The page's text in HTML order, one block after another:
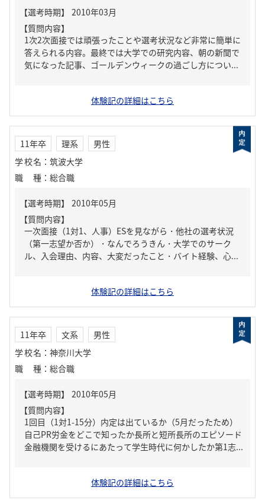
【質問内容】
1次2次面接では頑張ったことや選考状況など非常に簡単に
答えられる内容。最終では大学での研究内容、朝の新聞で
気になった記事、ゴールデンウィークの過ごし方につい...
体験記の詳細はこちら
11年卒 理系
男性
学校名 ： 筑波大学
職種 ： 総合職
【質問内容】
一次面接（1対1、人事）ESを見ながら・他社の選考状況
（第一志望か否か）・なんでろうきん・大学でのサーク
ル、入会理由、内容、大変だったこと・バイト経験、心...
体験記の詳細はこちら
11年卒 文系
男性
学校名 ： 神奈川大学
職種 ： 総合職
【質問内容】
1回目（1対1-15分）内定は出ているか（5月だったため）
自己PR労金をどこで知ったか長所と短所長所のエピソード
金融機関を受けるにあたって学生時代に何かしたか第1志...
体験記の詳細はこちら